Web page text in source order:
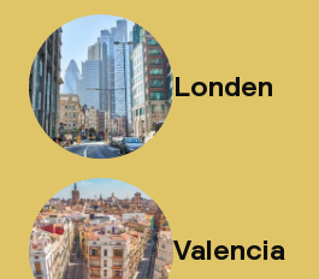
Londen
Valencia